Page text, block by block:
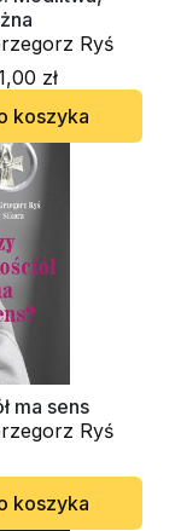
kardynał Grzegorz Ryś
zł
koszyka
ma sens
kardynał Grzegorz Ryś
koszyka